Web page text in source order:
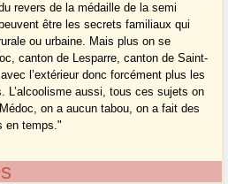
revers de la médaille de la semi
être les secrets familiaux qui
ou urbaine. Mais plus on se
canton de Lesparre, canton de Saint-
l’extérieur donc forcément plus les
L’alcoolisme aussi, tous ces sujets on
on a aucun tabou, on a fait des
en temps."